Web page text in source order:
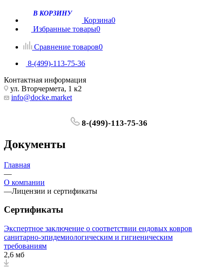
Корзина0
Избранные товары0
Сравнение товаров0
8-(499)-113-75-36
Контактная информация
ул. Вторчермета, 1 к2
info@docke.market
8-(499)-113-75-36
Документы
Главная
—
О компании
—Лицензии и сертификаты
Сертификаты
Экспертное заключение о соответствии ендовых ковров
санитарно-эпидемиологическим и гигиеническим
требованиям
2,6 мб